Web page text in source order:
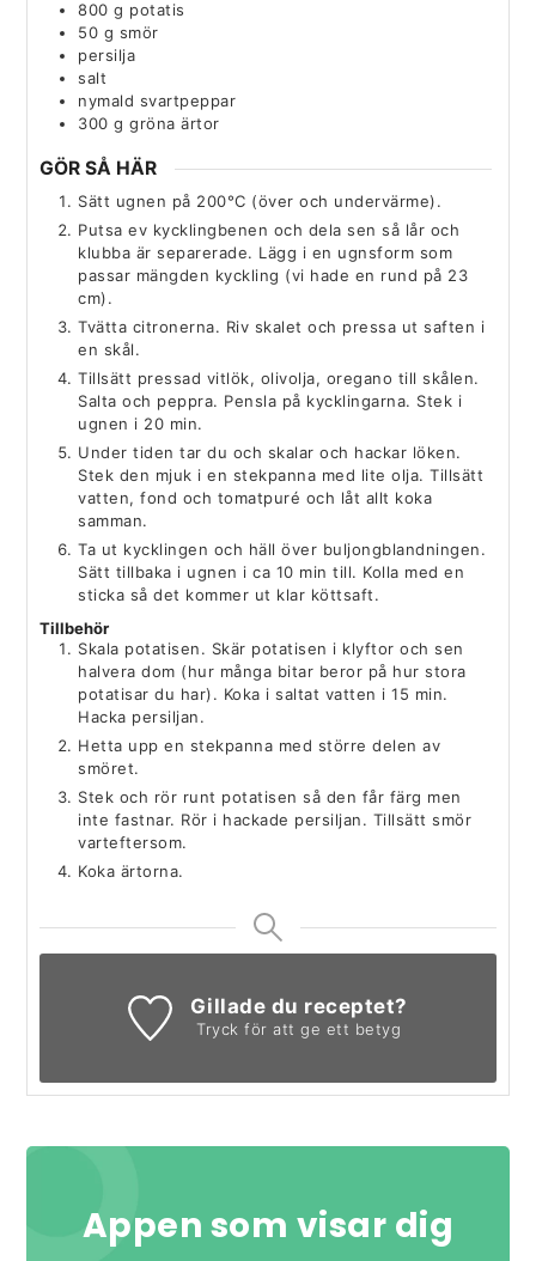
800 g potatis
50 g smör
persilja
salt
nymald svartpeppar
300 g gröna ärtor
GÖR SÅ HÄR
Sätt ugnen på 200°C (över och undervärme).
Putsa ev kycklingbenen och dela sen så lår och
klubba är separerade. Lägg i en ugnsform som
passar mängden kyckling (vi hade en rund på 23
cm).
Tvätta citronerna. Riv skalet och pressa ut saften i
en skål.
Tillsätt pressad vitlök, olivolja, oregano till skålen.
Salta och peppra. Pensla på kycklingarna. Stek i
ugnen i 20 min.
Under tiden tar du och skalar och hackar löken.
Stek den mjuk i en stekpanna med lite olja. Tillsätt
vatten, fond och tomatpuré och låt allt koka
samman.
Ta ut kycklingen och häll över buljongblandningen.
Sätt tillbaka i ugnen i ca 10 min till. Kolla med en
sticka så det kommer ut klar köttsaft.
Tillbehör
Skala potatisen. Skär potatisen i klyftor och sen
halvera dom (hur många bitar beror på hur stora
potatisar du har). Koka i saltat vatten i 15 min.
Hacka persiljan.
Hetta upp en stekpanna med större delen av
smöret.
Stek och rör runt potatisen så den får färg men
inte fastnar. Rör i hackade persiljan. Tillsätt smör
varteftersom.
Koka ärtorna.
Gillade du receptet?
Tryck för att ge ett betyg
Appen som visar dig